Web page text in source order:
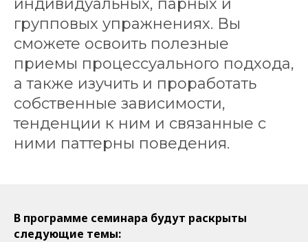
индивидуальных, парных и
групповых упражнениях. Вы
сможете освоить полезные
приемы процессуального подхода,
а также изучить и проработать
собственные зависимости,
тенденции к ним и связанные с
ними паттерны поведения.
В программе семинара будут раскрыты
следующие темы: